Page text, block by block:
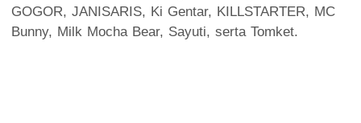
GOGOR, JANISARIS, Ki Gentar, KILLSTARTER, MC
Bunny, Milk Mocha Bear, Sayuti, serta Tomket.